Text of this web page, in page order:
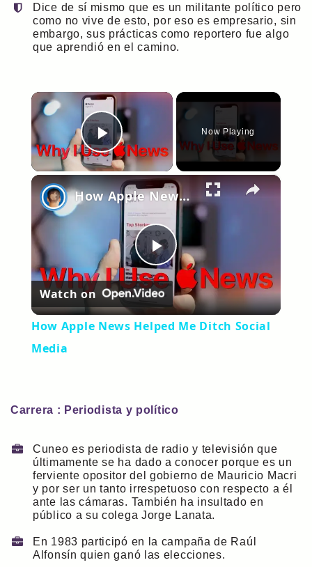
Dice de sí mismo que es un militante político pero
como no vive de esto, por eso es empresario, sin
embargo, sus prácticas como reportero fue algo
que aprendió en el camino.
×
Play Video
Now Playing
×
Play
Video
How Apple News Helped Me Ditch Social Media
Watch on
How Apple News Helped Me Ditch Social
Media
Carrera : Periodista y político
Cuneo es periodista de radio y televisión que
últimamente se ha dado a conocer porque es un
ferviente opositor del gobierno de Mauricio Macri
y por ser un tanto irrespetuoso con respecto a él
ante las cámaras. También ha insultado en
público a su colega Jorge Lanata.
En 1983 participó en la campaña de Raúl
Alfonsín quien ganó las elecciones.